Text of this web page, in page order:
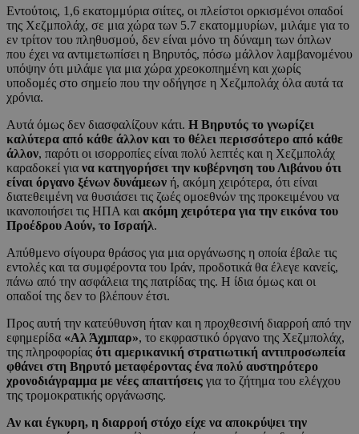
Εντούτοις, 1,6 εκατομμύρια σιίτες, οι πλείστοι ορκισμένοι οπαδοί
της Χεζμπολάχ, σε μια χώρα των 5.7 εκατομμυρίων, μιλάμε για το
εν τρίτον του πληθυσμού, δεν είναι μόνο τη δύναμη των όπλων
που έχει να αντιμετωπίσει η Βηρυτός, πόσω μάλλον λαμβανομένου
υπόψην ότι μιλάμε για μια χώρα χρεοκοπημένη και χωρίς
υποδομές στο σημείο που την οδήγησε η Χεζμπολάχ όλα αυτά τα
χρόνια.
Αυτά όμως δεν διασφαλίζουν κάτι. Η Βηρυτός το γνωρίζει
καλύτερα από κάθε άλλον και το θέλει περισσότερο από κάθε
άλλον, παρότι οι ισορροπίες είναι πολύ λεπτές και η Χεζμπολάχ
καραδοκεί για να κατηγορήσει την κυβέρνηση του Λιβάνου ότι
είναι όργανο ξένων δυνάμεων ή, ακόμη χειρότερα, ότι είναι
διατεθειμένη να θυσιάσει τις ζωές ομοεθνών της προκειμένου να
ικανοποιήσει τις ΗΠΑ και ακόμη χειρότερα για την εικόνα του
Προέδρου Αούν, το Ισραήλ.
Απύθμενο σίγουρα θράσος για μια οργάνωσης η οποία έβαλε τις
εντολές και τα συμφέροντα του Ιράν, προδοτικά θα έλεγε κανείς,
πάνω από την ασφάλεια της πατρίδας της. Η ίδια όμως και οι
οπαδοί της δεν το βλέπουν έτσι.
Προς αυτή την κατεύθυνση ήταν και η προχθεσινή διαρροή από την
εφημερίδα «Αλ Άχμπαρ», το εκφραστικό όργανο της Χεζμπολάχ,
της πληροφορίας ότι αμερικανική στρατιωτική αντιπροσωπεία
φθάνει στη Βηρυτό μεταφέροντας ένα πολύ αυστηρότερο
χρονοδιάγραμμα με νέες απαιτήσεις για το ζήτημα του ελέγχου
της τρομοκρατικής οργάνωσης.
Αν και έγκυρη, η διαρροή στόχο είχε να αποκρύψει την